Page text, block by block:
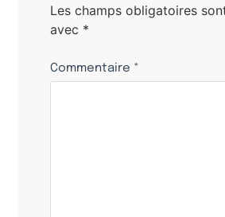
Les champs obligatoires
avec *
Commentaire *